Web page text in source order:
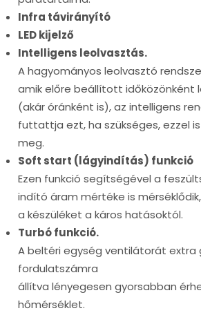
Infra távirányító
LED kijelző
Intelligens leolvasztás.
A hagyományos leolvasztó
amik előre beállított időközönként
(akár óránként is), az intelligens
futtattja ezt, ha szükséges, ezzel
meg.
Soft start (lágyindítás) funkció
Ezen funkció segítségével a
indító áram mértéke is
a készüléket a káros hatásoktól.
Turbó funkció.
A beltéri egység ventilátorát extra
fordulatszámra
állítva lényegesen gyorsabban
hőmérséklet.